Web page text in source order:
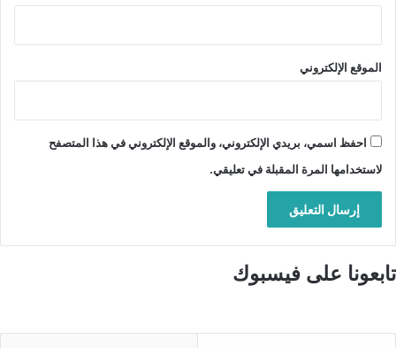
الموقع الإلكتروني
احفظ اسمي، بريدي الإلكتروني، والموقع الإلكتروني في هذا المتصفح
لاستخدامها المرة المقبلة في تعليقي.
تابعونا على فيسبوك